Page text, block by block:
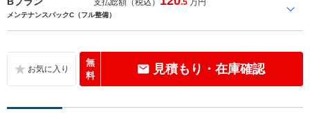
メンテナンスパックC（フル整備）
無
料
見積もり・在庫確認